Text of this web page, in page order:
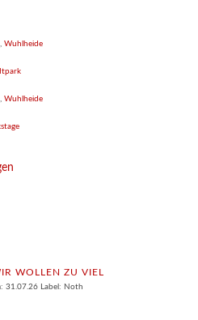
, Wuhlheide
, Wuhlheide
WOLLEN ZU VIEL
31.07.26 Label: Noth